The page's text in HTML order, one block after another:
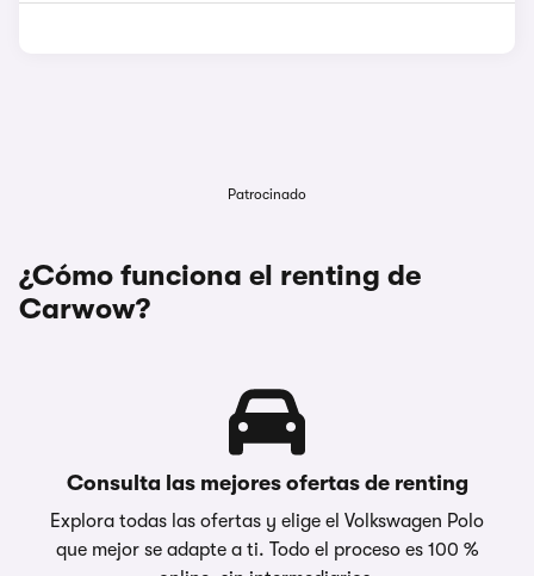
Patrocinado
¿Cómo funciona el renting de
Carwow?
Consulta las mejores ofertas de renting
Explora todas las ofertas y elige el Volkswagen Polo
que mejor se adapte a ti. Todo el proceso es 100 %